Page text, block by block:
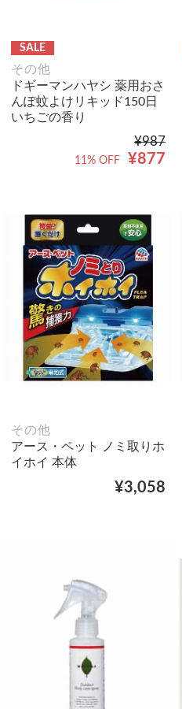
SALE
その他
ドギーマンハヤシ 薬用おさ
んぽ蚊よけリキッド150日
いちごの香り
¥987
¥877
11% OFF
その他
アース・ペット ノミ取りホ
イホイ 本体
¥3,058